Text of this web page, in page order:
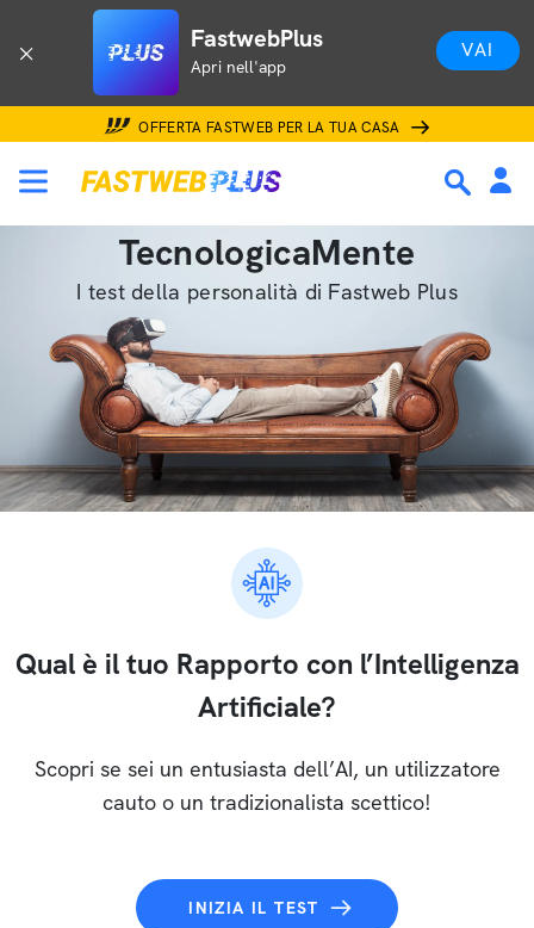
FastwebPlus
Apri nell'app
VAI
OFFERTA FASTWEB PER LA TUA CASA
TecnologicaMente
I test della personalità di Fastweb Plus
Qual è il tuo Rapporto con l’Intelligenza
Artificiale?
Scopri se sei un entusiasta dell’AI, un utilizzatore
cauto o un tradizionalista scettico!
INIZIA IL TEST